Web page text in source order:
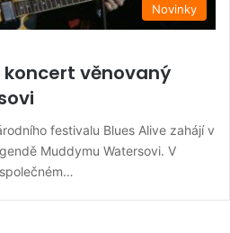
Novinky
koncert věnovaný
festivalu Blues Alive zahájí v
Muddymu Watersovi. V